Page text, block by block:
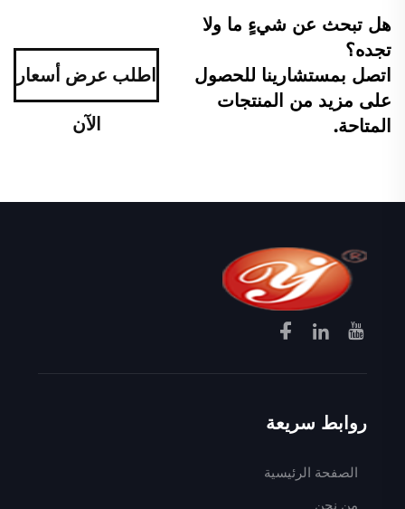
هل تبحث عن شيءٍ ما ولا
تجده؟
اتصل بمستشارينا للحصول
على مزيد من المنتجات
المتاحة.
اطلب عرض أسعار
الآن
روابط سريعة
الصفحة الرئيسية
من نحن